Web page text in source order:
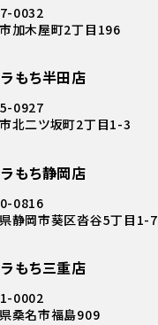
0032
加木屋町2丁目196
もち半田店
0927
北二ツ坂町2丁目1-3
もち静岡店
0816
静岡市葵区沓谷5丁目1-7
もち三重店
0002
桑名市福島909